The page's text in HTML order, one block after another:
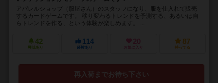
アパレルショップ（服屋さん）のスタッフになり、服を仕入れて販売
するカードゲームです。 移り変わるトレンドを予測する、あるいは自
らトレンドを作る、という体験が楽しめます。 ...
42
興味あり
114
経験あり
20
お気に入り
87
持ってる
再入荷までお待ち下さい